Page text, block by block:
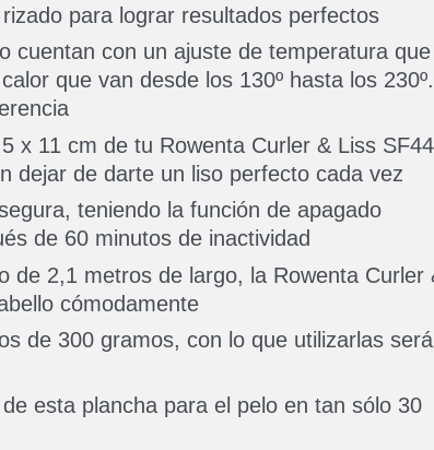
para lograr resultados perfectos
cuentan con un ajuste de temperatura
que van desde los 130º hasta los 230º.
x 11 cm de tu Rowenta Curler & Liss
dejar de darte un liso perfecto cada vez
teniendo la función de apagado
de 60 minutos de inactividad
de 2,1 metros de largo, la Rowenta Curler
cómodamente
de 300 gramos, con lo que utilizarlas será
esta plancha para el pelo en tan sólo 30